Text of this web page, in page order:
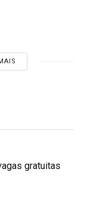
gratuitas